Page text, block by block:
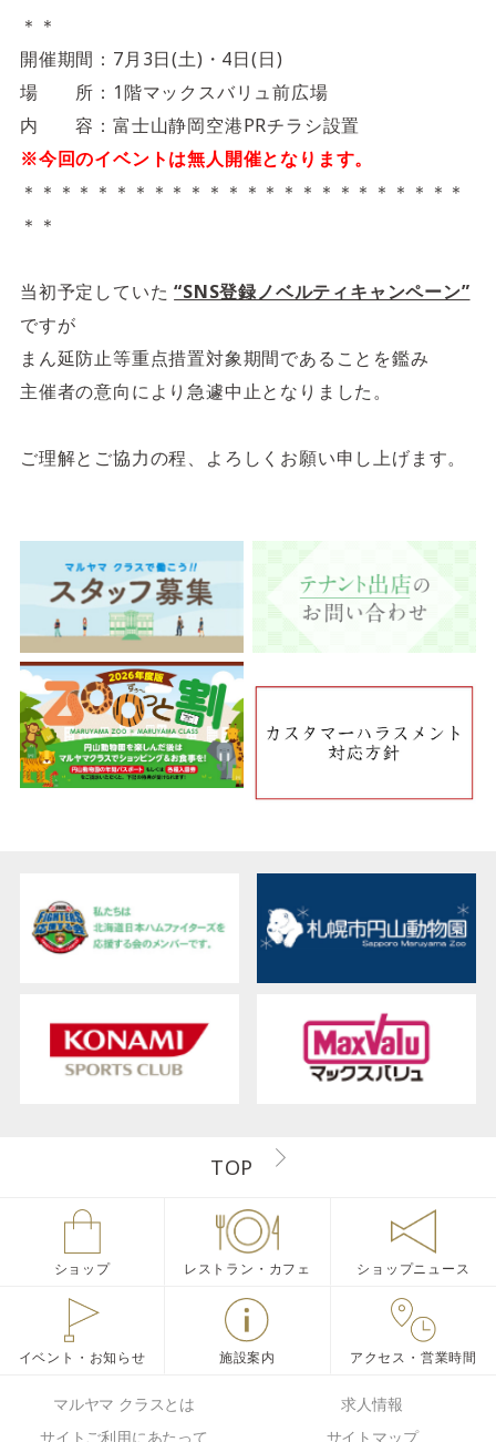
フィジカルケアフロア
営業時間 10:00 ~ 23:00
＊＊
開催期間：7月3日(土)・4日(日)
場 所：1階マックスバリュ前広場
内 容：富士山静岡空港PRチラシ設置
※今回のイベントは無人開催となります。
＊＊＊＊＊＊＊＊＊＊＊＊＊＊＊＊＊＊＊＊＊＊＊＊
＊＊
当初予定していた“SNS登録ノベルティキャンペーン”
ですが
まん延防止等重点措置対象期間であることを鑑み
主催者の意向により急遽中止となりました。
ご理解とご協力の程、よろしくお願い申し上げます。
TOP
ショップ レストラン・カフェ ショップニュース
イベント・お知らせ 施設案内 アクセス・営業時間
マルヤマ クラスとは
求人情報
サイトご利用にあたって
サイトマップ